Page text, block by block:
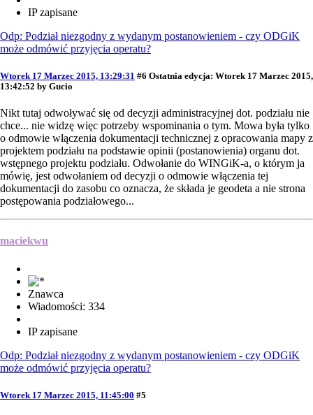
IP zapisane
Odp: Podział niezgodny z wydanym postanowieniem - czy ODGiK
może odmówić przyjęcia operatu?
Wtorek 17 Marzec 2015, 13:29:31 #6 Ostatnia edycja: Wtorek 17 Marzec 2015,
13:42:52 by Gucio
Nikt tutaj odwoływać się od decyzji administracyjnej dot. podziału nie
chce... nie widzę więc potrzeby wspominania o tym. Mowa była tylko
o odmowie włączenia dokumentacji technicznej z opracowania mapy z
projektem podziału na podstawie opinii (postanowienia) organu dot.
wstępnego projektu podziału. Odwołanie do WINGiK-a, o którym ja
mówię, jest odwołaniem od decyzji o odmowie włączenia tej
dokumentacji do zasobu co oznacza, że składa je geodeta a nie strona
postępowania podziałowego...
maciekwu
Znawca
Wiadomości: 334
IP zapisane
Odp: Podział niezgodny z wydanym postanowieniem - czy ODGiK
może odmówić przyjęcia operatu?
Wtorek 17 Marzec 2015, 11:45:00 #5